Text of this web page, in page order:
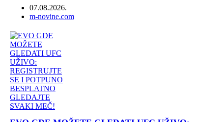
07.08.2026.
Author
m-novine.com